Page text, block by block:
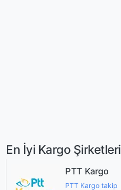
En İyi Kargo Şirketleri
PTT Kargo
PTT Kargo takip